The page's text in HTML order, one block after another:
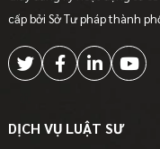
cấp bởi Sở Tư pháp thành
DỊCH VỤ LUẬT SƯ